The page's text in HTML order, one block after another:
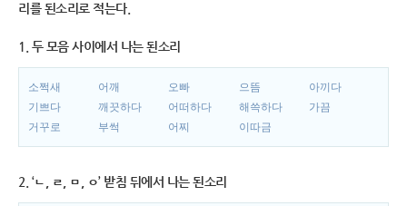
리를 된소리로 적는다.
1. 두 모음 사이에서 나는 된소리
소쩍새 어깨 오빠 으뜸
아끼다
기쁘다
깨끗하다 어떠하다 해쓱하다
가끔
거꾸로
부썩 어찌 이따금
2. ‘ㄴ, ㄹ, ㅁ, ㅇ’ 받침 뒤에서 나는 된소리